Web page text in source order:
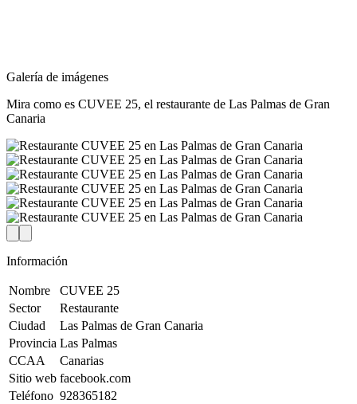
Galería de imágenes
Mira como es CUVEE 25, el restaurante de Las Palmas de Gran
Canaria
Información
Nombre
CUVEE 25
Sector
Restaurante
Ciudad
Las Palmas de Gran Canaria
Provincia Las Palmas
CCAA
Canarias
Sitio web facebook.com
Teléfono 928365182